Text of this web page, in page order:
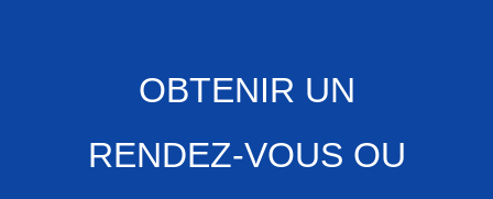
OBTENIR UN
RENDEZ-VOUS OU